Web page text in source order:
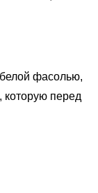
фасолью,
которую перед